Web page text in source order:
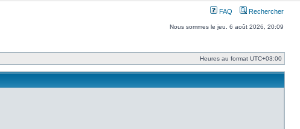
FAQ Rechercher
Nous sommes le jeu. 6 août 2026, 20:09
Heures au format UTC+03:00